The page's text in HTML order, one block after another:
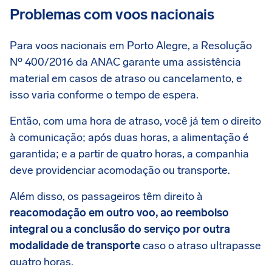
Problemas com voos nacionais
Para voos nacionais em Porto Alegre, a Resolução
Nº 400/2016 da ANAC garante uma assistência
material em casos de atraso ou cancelamento, e
isso varia conforme o tempo de espera.
Então, com uma hora de atraso, você já tem o direito
à comunicação; após duas horas, a alimentação é
garantida; e a partir de quatro horas, a companhia
deve providenciar acomodação ou transporte.
Além disso, os passageiros têm direito à
reacomodação em outro voo, ao reembolso
integral ou a conclusão do serviço por outra
modalidade de transportecaso o atraso ultrapasse
quatro horas.